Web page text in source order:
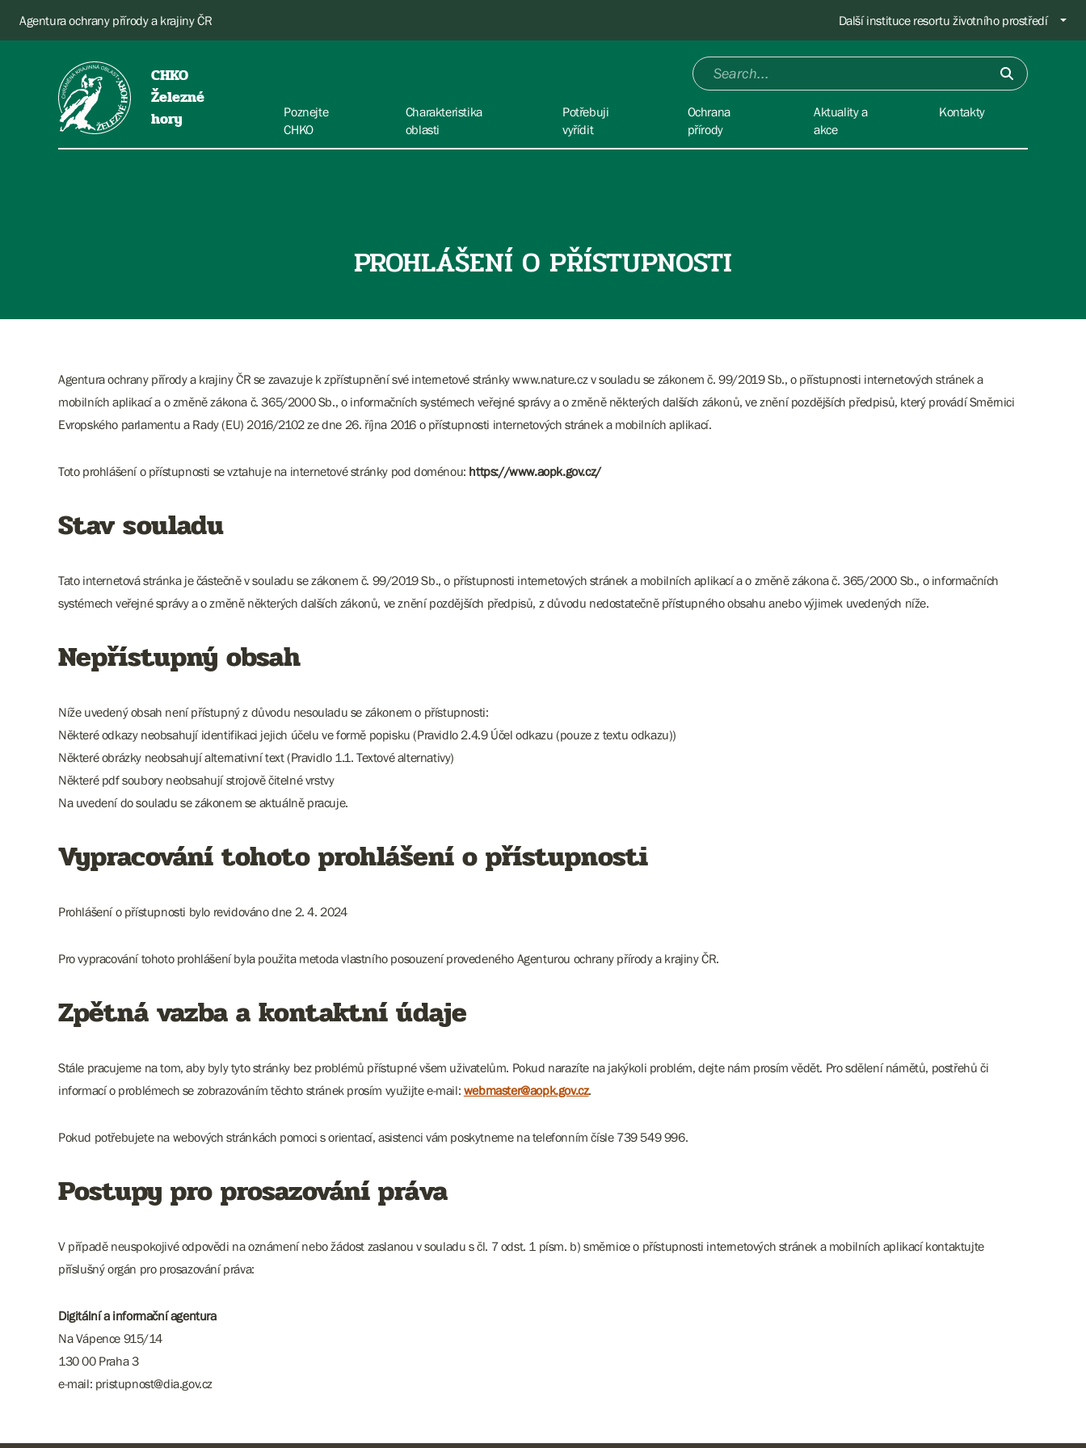
Agentura ochrany přírody a krajiny ČR Další instituce resortu životního prostředí
CHKO
Železné
hory
Poznejte
CHKO
Charakteristika
oblasti
Potřebuji
vyřídit
Ochrana
přírody
Aktuality a
akce
Kontakty
PROHLÁŠENÍ O PŘÍSTUPNOSTI
Agentura ochrany přírody a krajiny ČR se zavazuje k zpřístupnění své internetové stránky www.nature.cz v souladu se zákonem č. 99/2019 Sb., o přístupnosti internetových stránek a
mobilních aplikací a o změně zákona č. 365/2000 Sb., o informačních systémech veřejné správy a o změně některých dalších zákonů, ve znění pozdějších předpisů, který provádí Směrnici
Evropského parlamentu a Rady (EU) 2016/2102 ze dne 26. října 2016 o přístupnosti internetových stránek a mobilních aplikací.
Toto prohlášení o přístupnosti se vztahuje na internetové stránky pod doménou: https://www.aopk.gov.cz/
Stav souladu
Tato internetová stránka je částečně v souladu se zákonem č. 99/2019 Sb., o přístupnosti internetových stránek a mobilních aplikací a o změně zákona č. 365/2000 Sb., o informačních
systémech veřejné správy a o změně některých dalších zákonů, ve znění pozdějších předpisů, z důvodu nedostatečně přístupného obsahu anebo výjimek uvedených níže.
Nepřístupný obsah
Níže uvedený obsah není přístupný z důvodu nesouladu se zákonem o přístupnosti:
Některé odkazy neobsahují identifikaci jejich účelu ve formě popisku (Pravidlo 2.4.9 Účel odkazu (pouze z textu odkazu))
Některé obrázky neobsahují alternativní text (Pravidlo 1.1. Textové alternativy)
Některé pdf soubory neobsahují strojově čitelné vrstvy
Na uvedení do souladu se zákonem se aktuálně pracuje.
Vypracování tohoto prohlášení o přístupnosti
Prohlášení o přístupnosti bylo revidováno dne 2. 4. 2024
Pro vypracování tohoto prohlášení byla použita metoda vlastního posouzení provedeného Agenturou ochrany přírody a krajiny ČR.
Zpětná vazba a kontaktní údaje
Stále pracujeme na tom, aby byly tyto stránky bez problémů přístupné všem uživatelům. Pokud narazíte na jakýkoli problém, dejte nám prosím vědět. Pro sdělení námětů, postřehů či
informací o problémech se zobrazováním těchto stránek prosím využijte e-mail: webmaster@aopk.gov.cz.
Pokud potřebujete na webových stránkách pomoci s orientací, asistenci vám poskytneme na telefonním čísle 739 549 996.
Postupy pro prosazování práva
V případě neuspokojivé odpovědi na oznámení nebo žádost zaslanou v souladu s čl. 7 odst. 1 písm. b) směrnice o přístupnosti internetových stránek a mobilních aplikací kontaktujte
příslušný orgán pro prosazování práva:
Digitální a informační agentura
Na Vápence 915/14
130 00 Praha 3
e-mail: pristupnost@dia.gov.cz